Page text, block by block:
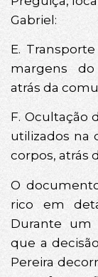
Gabriel:
E.
margens do
atrás da
F. Ocultação
utilizados na
corpos, atrás
O
rico em
Durante um
que a
Pereira